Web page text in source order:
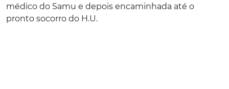
médico do Samu e depois encaminhada até o
pronto socorro do H.U.